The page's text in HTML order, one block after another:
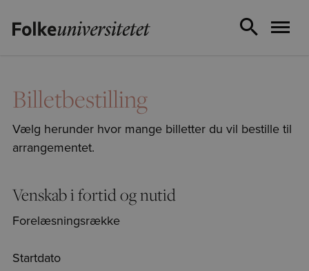
Billetbestilling
Vælg herunder hvor mange billetter du vil bestille til
arrangementet.
Venskab i fortid og nutid
Forelæsningsrække
Startdato